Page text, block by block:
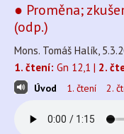
● Proměna;
(odp.)
Mons. Tomáš Halík,
1. čtení: Gn 12,1 | 2.
Úvod 1. čtení 2.